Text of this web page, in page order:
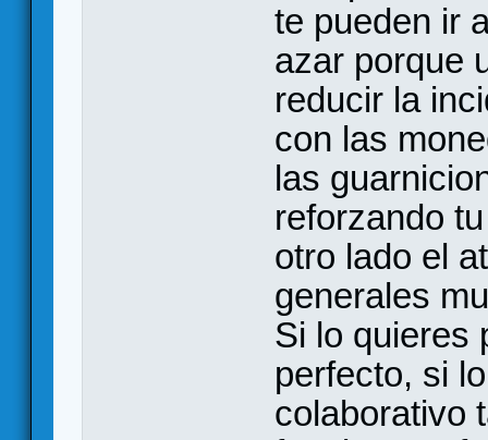
te pueden ir
azar porque
reducir la
con las
las
reforzando
otro lado el
generales
Si lo quieres
perfecto, si
colaborativo